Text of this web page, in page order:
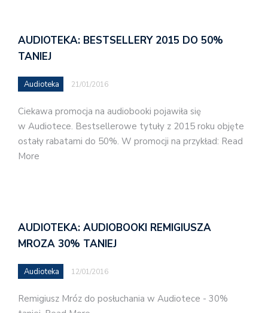
AUDIOTEKA: BESTSELLERY 2015 DO 50%
TANIEJ
Audioteka 21/01/2016
Ciekawa promocja na audiobooki pojawiła się
w Audiotece. Bestsellerowe tytuły z 2015 roku objęte
ostały rabatami do 50%. W promocji na przykład: Read
More
AUDIOTEKA: AUDIOBOOKI REMIGIUSZA
MROZA 30% TANIEJ
Audioteka 12/01/2016
Remigiusz Mróz do posłuchania w Audiotece - 30%